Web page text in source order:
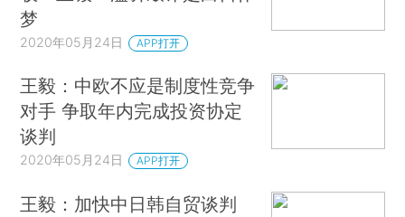
梦
2020年05月24日 APP打开
王毅：中欧不应是制度性竞争
对手 争取年内完成投资协定
谈判
2020年05月24日 APP打开
王毅：加快中日韩自贸谈判